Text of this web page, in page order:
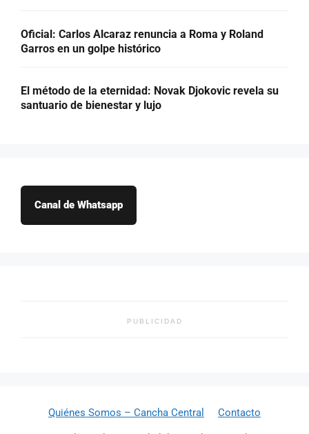
Oficial: Carlos Alcaraz renuncia a Roma y Roland
Garros en un golpe histórico
El método de la eternidad: Novak Djokovic revela su
santuario de bienestar y lujo
Canal de Whatsapp
PUBLICIDAD
Quiénes Somos – Cancha Central Contacto